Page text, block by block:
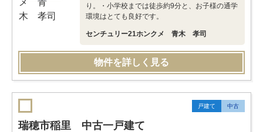
り。・小学校までは徒歩約9分と、お子様の通学
環境はとても良好です。
センチュリー21ホンクメ 青木 孝司
物件を詳しく見る
戸建て 中古
瑞穂市稲里 中古一戸建て